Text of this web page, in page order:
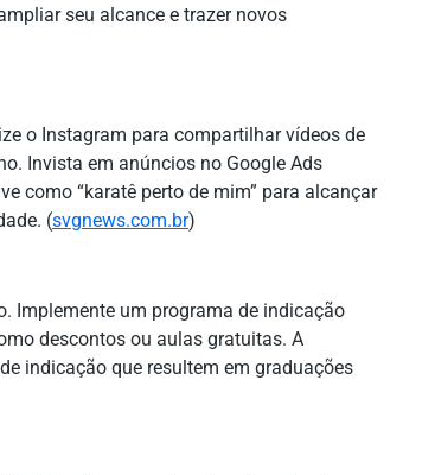
seu alcance e trazer novos
o Instagram para compartilhar vídeos de
Invista em anúncios no Google Ads
como “karatê perto de mim” para alcançar
(svgnews.com.br)
Implemente um programa de indicação
descontos ou aulas gratuitas. A
indicação que resultem em graduações